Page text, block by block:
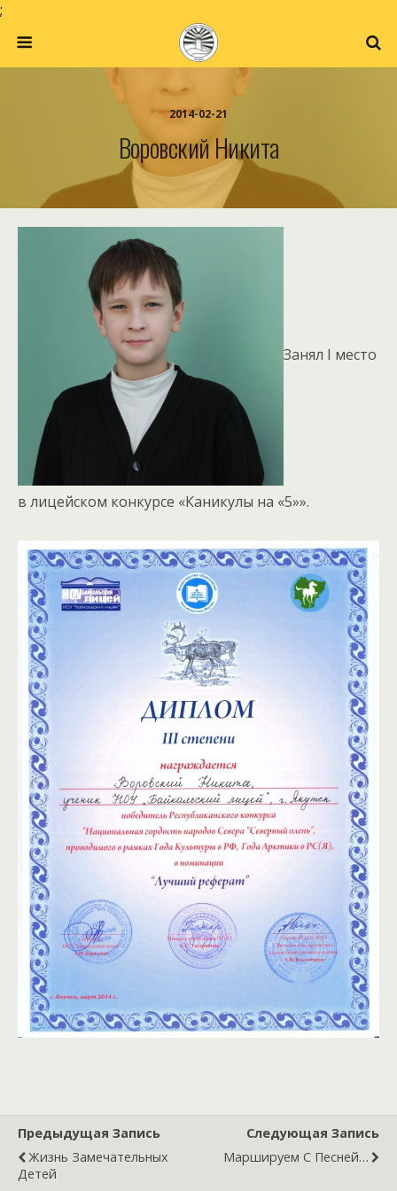
;
2014-02-21
Воровский Никита
Занял I место
в лицейском конкурсе «Каникулы на «5»».
Предыдущая Запись
Жизнь Замечательных
Детей
Следующая Запись
Маршируем С Песней…